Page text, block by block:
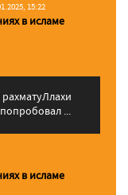
15:22
в исламе
...
в исламе